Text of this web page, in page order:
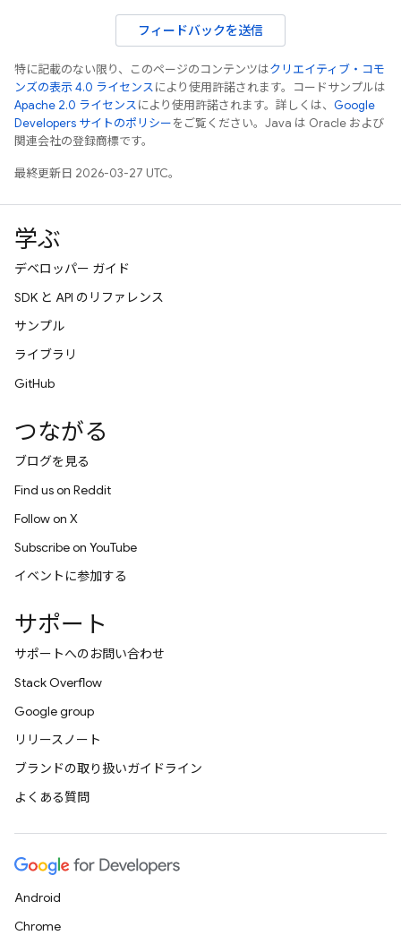
フィードバックを送信
特に記載のない限り、このページのコンテンツはクリエイティブ・コモ
ンズの表示 4.0 ライセンスにより使用許諾されます。コードサンプルは
Apache 2.0 ライセンスにより使用許諾されます。詳しくは、 Google
Developers サイトのポリシーをご覧ください。Java は Oracle および
関連会社の登録商標です。
最終更新日 2026-03-27 UTC。
学ぶ
デベロッパー ガイド
SDK と API のリファレンス
サンプル
ライブラリ
GitHub
つながる
ブログを見る
Find us on Reddit
Follow on X
Subscribe on YouTube
イベントに参加する
サポート
サポートへのお問い合わせ
Stack Overflow
Google group
リリースノート
ブランドの取り扱いガイドライン
よくある質問
Android
Chrome